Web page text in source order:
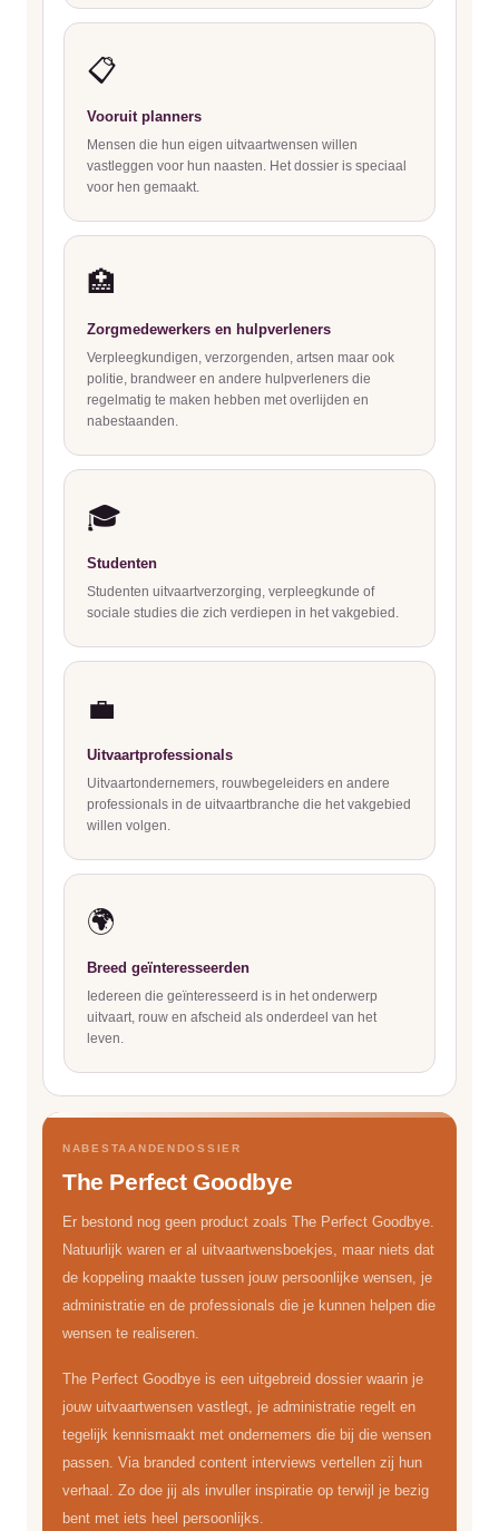
📋
Vooruit planners
Mensen die hun eigen uitvaartwensen willen
vastleggen voor hun naasten. Het dossier is speciaal
voor hen gemaakt.
🏥
Zorgmedewerkers en hulpverleners
Verpleegkundigen, verzorgenden, artsen maar ook
politie, brandweer en andere hulpverleners die
regelmatig te maken hebben met overlijden en
nabestaanden.
🎓
Studenten
Studenten uitvaartverzorging, verpleegkunde of
sociale studies die zich verdiepen in het vakgebied.
💼
Uitvaartprofessionals
Uitvaartondernemers, rouwbegeleiders en andere
professionals in de uitvaartbranche die het vakgebied
willen volgen.
🌍
Breed geïnteresseerden
Iedereen die geïnteresseerd is in het onderwerp
uitvaart, rouw en afscheid als onderdeel van het
leven.
NABESTAANDENDOSSIER
The Perfect Goodbye
Er bestond nog geen product zoals The Perfect Goodbye.
Natuurlijk waren er al uitvaartwensboekjes, maar niets dat
de koppeling maakte tussen jouw persoonlijke wensen, je
administratie en de professionals die je kunnen helpen die
wensen te realiseren.
The Perfect Goodbye is een uitgebreid dossier waarin je
jouw uitvaartwensen vastlegt, je administratie regelt en
tegelijk kennismaakt met ondernemers die bij die wensen
passen. Via branded content interviews vertellen zij hun
verhaal. Zo doe jij als invuller inspiratie op terwijl je bezig
bent met iets heel persoonlijks.